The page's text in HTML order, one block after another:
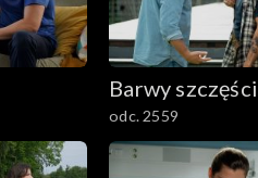
Barwy
odc. 2559